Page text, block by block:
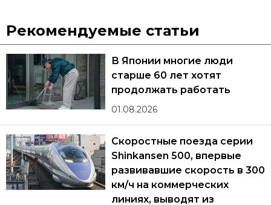
Рекомендуемые статьи
В Японии многие люди
старше 60 лет хотят
продолжать работать
01.08.2026
Скоростные поезда серии
Shinkansen 500, впервые
развивавшие скорость в 300
км/ч на коммерческих
линиях, выводят из